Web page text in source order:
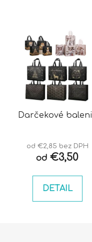
Darčekové
od €2,85 bez DPH
od €3,50
DETAIL